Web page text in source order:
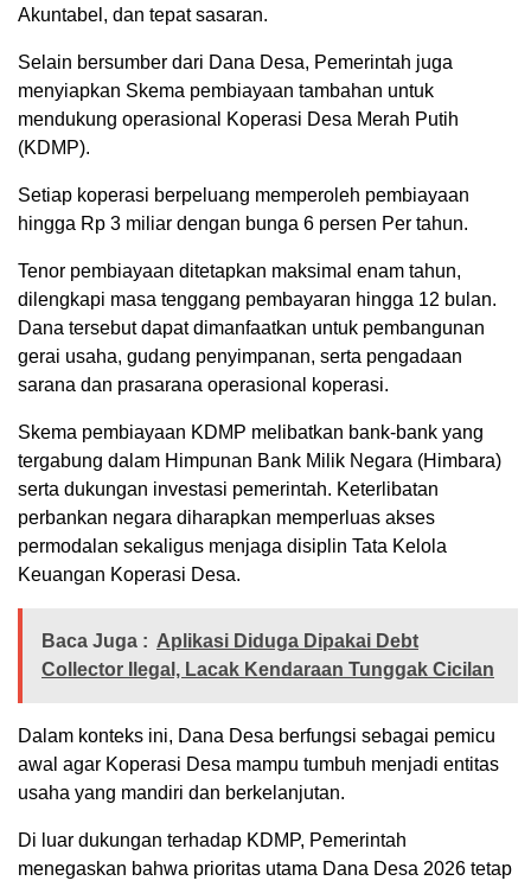
Akuntabel, dan tepat sasaran.
Selain bersumber dari Dana Desa, Pemerintah juga
menyiapkan Skema pembiayaan tambahan untuk
mendukung operasional Koperasi Desa Merah Putih
(KDMP).
Setiap koperasi berpeluang memperoleh pembiayaan
hingga Rp 3 miliar dengan bunga 6 persen Per tahun.
Tenor pembiayaan ditetapkan maksimal enam tahun,
dilengkapi masa tenggang pembayaran hingga 12 bulan.
Dana tersebut dapat dimanfaatkan untuk pembangunan
gerai usaha, gudang penyimpanan, serta pengadaan
sarana dan prasarana operasional koperasi.
Skema pembiayaan KDMP melibatkan bank-bank yang
tergabung dalam Himpunan Bank Milik Negara (Himbara)
serta dukungan investasi pemerintah. Keterlibatan
perbankan negara diharapkan memperluas akses
permodalan sekaligus menjaga disiplin Tata Kelola
Keuangan Koperasi Desa.
Baca Juga : Aplikasi Diduga Dipakai Debt
Collector Ilegal, Lacak Kendaraan Tunggak Cicilan
Dalam konteks ini, Dana Desa berfungsi sebagai pemicu
awal agar Koperasi Desa mampu tumbuh menjadi entitas
usaha yang mandiri dan berkelanjutan.
Di luar dukungan terhadap KDMP, Pemerintah
menegaskan bahwa prioritas utama Dana Desa 2026 tetap